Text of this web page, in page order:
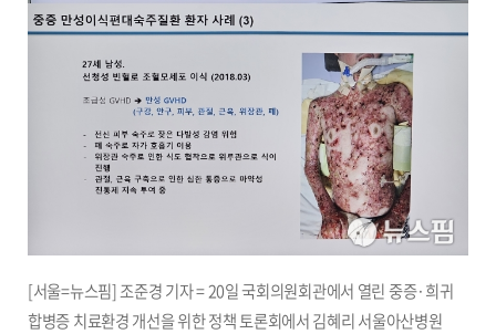
[서울=뉴스핌] 조준경 기자 = 20일 국회의원회관에서 열린 중증·희귀
합병증 치료환경 개선을 위한 정책 토론회에서 김혜리 서울아산병원